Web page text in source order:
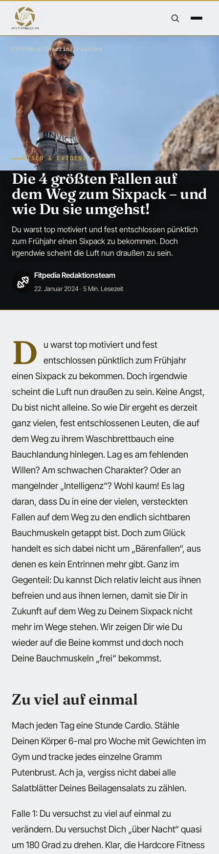
FitPedia / Magazin/Training
EISEN & EVIDENZ
Die 4 größten Fallen auf
dem Weg zum Sixpack – und
wie Du sie umgehst!
Du warst top motiviert und fest entschlossen pünktlich
zum Frühjahr einen Sixpack zu bekommen. Doch
irgendwie scheint die Luft nun draußen zu sein.
Fitpedia Redaktionsteam
22. Januar 2024· 5 Min. Lesezeit
D
u warst top motiviert und fest
entschlossen pünktlich zum Frühjahr
einen Sixpack zu bekommen. Doch irgendwie
scheint die Luft nun draußen zu sein. Keine Angst,
Du bist nicht alleine. So wie Dir ergeht es derzeit
ganz vielen, fest entschlossenen Leuten, die auf
dem Weg zu ihrem Waschbrettbauch eine
Bauchlandung hinlegen. Lag es am fehlenden
Willen? Am schwachen Charakter? Oder an
mangelnder „Intelligenz“? Wohl kaum! Es lag
daran, dass Du in eine der vielen, versteckten
Fallen auf dem Weg zu den endlich sichtbaren
Bauchmuskeln getappt bist. Doch zum Glück
handelt es sich dabei nicht um „Bärenfallen“, aus
denen es kein Entrinnen mehr gibt. Ganz im
Gegenteil: Du kannst Dich relativ leicht aus ihnen
befreien und aus ihnen lernen, damit sie Dir in
Zukunft auf dem Weg zu Deinem Sixpack nicht
mehr im Wege stehen. Wir zeigen Dir wie Du
wieder auf die Beine kommst und doch noch
Deine Bauchmuskeln „frei“ bekommst.
Zu viel auf einmal
Mach jeden Tag eine Stunde Cardio. Stähle
Deinen Körper 6-mal pro Woche mit Gewichten im
Gym und tracke jedes einzelne Gramm
Putenbrust. Ach ja, vergiss nicht dabei alle
Salatblätter Deines Beilagensalats zu zählen.
Falle 1: Du versuchst zu viel auf einmal zu
verändern. Du versuchst Dich „über Nacht“ quasi
um 180 Grad zu drehen. Klar, die Hardcore Fitness